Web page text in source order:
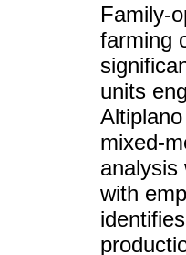
Family-
farming
units
mixed-
analysis
with